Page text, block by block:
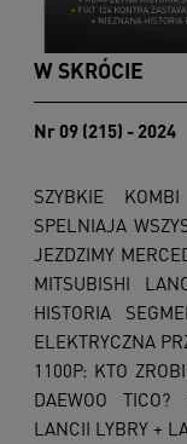
W SKRÓCIE
Nr 09 (215) - 2024
SZYBKIE
SPELNIAJA
JEZDZIMY
MITSUBISHI
HISTORIA
ELEKTRYCZNA
1100P: KTO
DAEWOO TICO?
LANCII LYBRY +